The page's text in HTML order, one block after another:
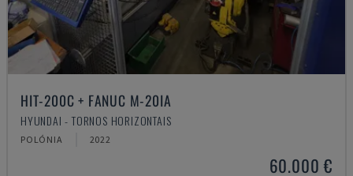
HIT-200C + FANUC M-20IA
HYUNDAI - TORNOS HORIZONTAIS
POLÓNIA 2022
60.000 €